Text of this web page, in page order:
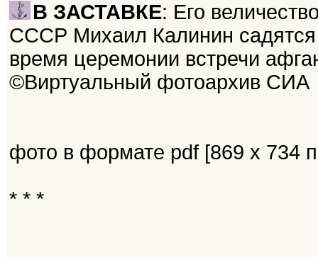
В ЗАСТАВКЕ: Его
СССР Михаил Калинин садятся
время церемонии встречи
©Виртуальный фотоархив СИА
фото в формате pdf [869 x 734
* * *